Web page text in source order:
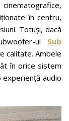
în centru,
Totuși, dacă
ul Sub
calitate. Ambele
în orice sistem
audio